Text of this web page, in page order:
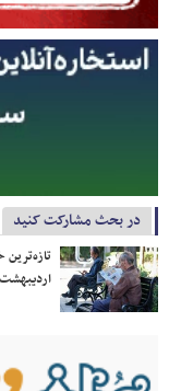
در بحث مشارکت کنید